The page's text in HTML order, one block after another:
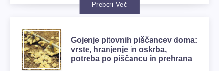
Preberi Več
Gojenje pitovnih piščancev doma:
vrste, hranjenje in oskrba,
potreba po piščancu in prehrana